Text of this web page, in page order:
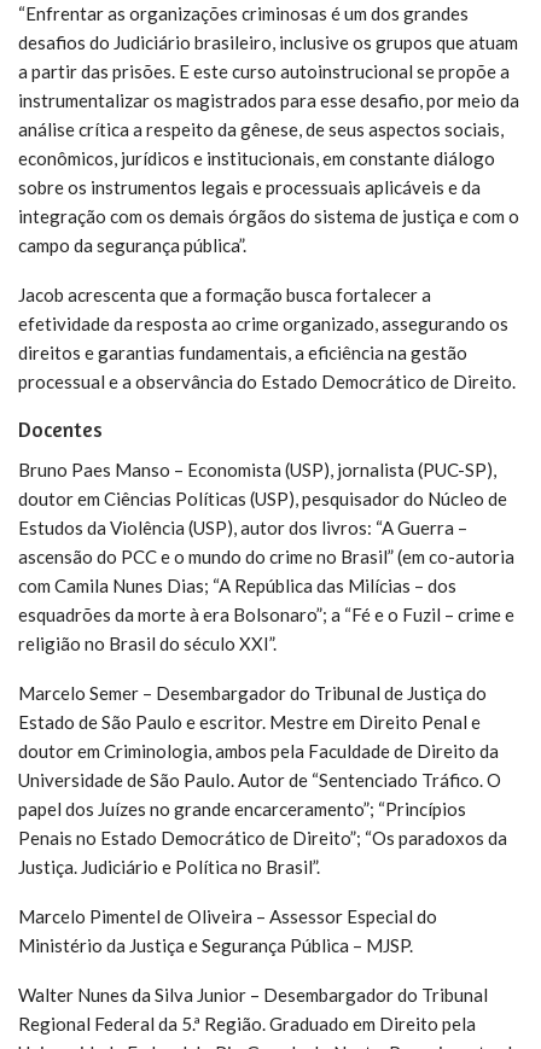
“Enfrentar as organizações criminosas é um dos grandes
desafios do Judiciário brasileiro, inclusive os grupos que atuam
a partir das prisões. E este curso autoinstrucional se propõe a
instrumentalizar os magistrados para esse desafio, por meio da
análise crítica a respeito da gênese, de seus aspectos sociais,
econômicos, jurídicos e institucionais, em constante diálogo
sobre os instrumentos legais e processuais aplicáveis e da
integração com os demais órgãos do sistema de justiça e com o
campo da segurança pública”.
Jacob acrescenta que a formação busca fortalecer a
efetividade da resposta ao crime organizado, assegurando os
direitos e garantias fundamentais, a eficiência na gestão
processual e a observância do Estado Democrático de Direito.
Docentes
Bruno Paes Manso – Economista (USP), jornalista (PUC-SP),
doutor em Ciências Políticas (USP), pesquisador do Núcleo de
Estudos da Violência (USP), autor dos livros: “A Guerra –
ascensão do PCC e o mundo do crime no Brasil” (em co-autoria
com Camila Nunes Dias; “A República das Milícias – dos
esquadrões da morte à era Bolsonaro”; a “Fé e o Fuzil – crime e
religião no Brasil do século XXI”.
Marcelo Semer – Desembargador do Tribunal de Justiça do
Estado de São Paulo e escritor. Mestre em Direito Penal e
doutor em Criminologia, ambos pela Faculdade de Direito da
Universidade de São Paulo. Autor de “Sentenciado Tráfico. O
papel dos Juízes no grande encarceramento”; “Princípios
Penais no Estado Democrático de Direito”; “Os paradoxos da
Justiça. Judiciário e Política no Brasil”.
Marcelo Pimentel de Oliveira – Assessor Especial do
Ministério da Justiça e Segurança Pública – MJSP.
Walter Nunes da Silva Junior – Desembargador do Tribunal
Regional Federal da 5.ª Região. Graduado em Direito pela